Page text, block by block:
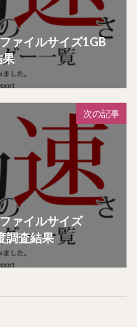
ァイルサイズ1GB
果
次の記事
ァイルサイズ
調査結果